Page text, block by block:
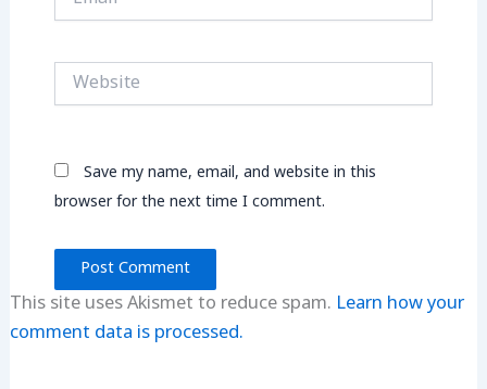
Website
Save my name, email, and website in this
browser for the next time I comment.
This site uses Akismet to reduce spam. Learn how your
comment data is processed.